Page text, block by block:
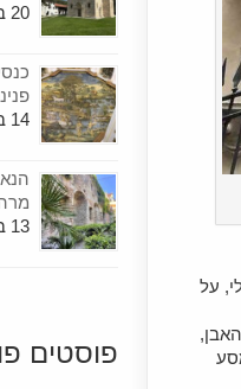
על
20 ביולי 2026
14 ביולי 2026
13 ביולי 2026
פוסטים